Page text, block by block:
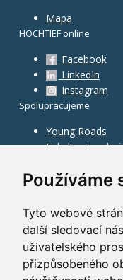
Používáme
Tyto webové
další sledovací
uživatelského
přizpůsobeného
Mapa
HOCHTIEF online
Facebook
LinkedIn
Instagram
Spolupracujeme
Young Roads
Fakulta stavební